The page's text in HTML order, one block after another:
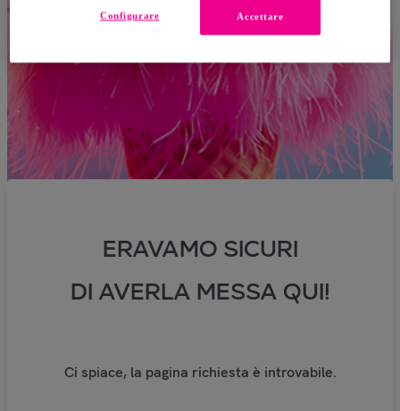
ERAVAMO SICURI
DI AVERLA MESSA QUI!
Ci spiace, la pagina richiesta è introvabile.
Accettare
Configurare